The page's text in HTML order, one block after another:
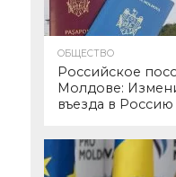
ОБЩЕСТВО
Российское
Молдове:
въезда в Россию